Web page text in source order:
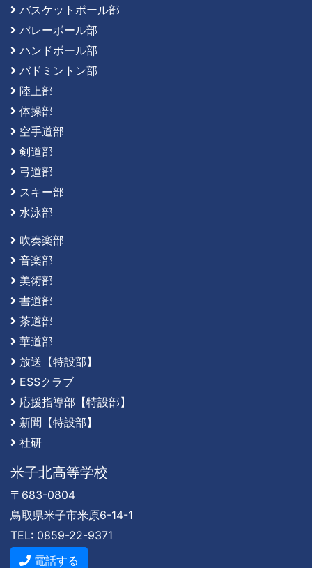
バスケットボール部
バレーボール部
ハンドボール部
バドミントン部
陸上部
体操部
空手道部
剣道部
弓道部
スキー部
水泳部
吹奏楽部
音楽部
美術部
書道部
茶道部
華道部
放送【特設部】
ESSクラブ
応援指導部【特設部】
新聞【特設部】
社研
米子北高等学校
〒683-0804
鳥取県米子市米原6-14-1
TEL: 0859-22-9371
電話する